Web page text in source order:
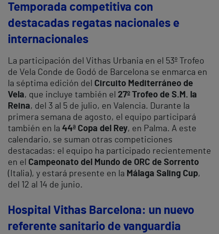
Temporada competitiva con
destacadas regatas nacionales e
internacionales
La participación del Vithas Urbania en el 53º Trofeo
de Vela Conde de Godó de Barcelona se enmarca en
la séptima edición del Circuito Mediterráneo de
Vela, que incluye también el 27º Trofeo de S.M. la
Reina, del 3 al 5 de julio, en Valencia. Durante la
primera semana de agosto, el equipo participará
también en la 44ª Copa del Rey, en Palma. A este
calendario, se suman otras competiciones
destacadas: el equipo ha participado recientemente
en el Campeonato del Mundo de ORC de Sorrento
(Italia), y estará presente en la Málaga Saling Cup,
del 12 al 14 de junio.
Hospital Vithas Barcelona: un nuevo
referente sanitario de vanguardia